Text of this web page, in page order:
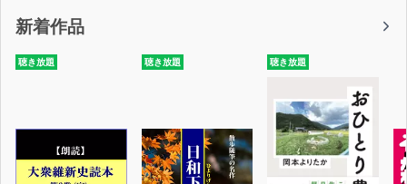
新着作品
聴き放題 聴き放題 聴き放題